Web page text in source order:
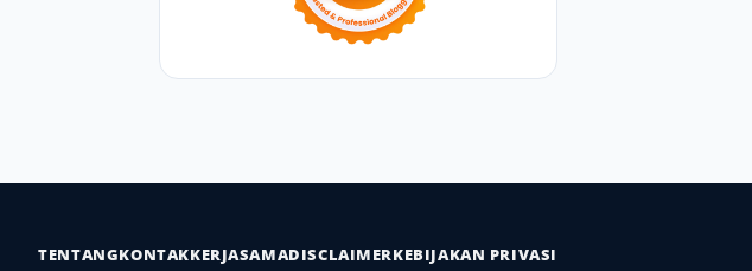
TENTANGKONTAKKERJASAMADISCLAIMERKEBIJAKAN PRIVASI